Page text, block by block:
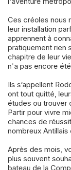
Ces créoles nous
leur installation
apprennent à
pratiquement rien
chapitre de leur
n'a pas encore
Ils s’appellent
ont tout quitté,
études ou trouver
Partir pour vivre
chances de
nombreux Antillais
Après des mois,
plus souvent
bateau de la